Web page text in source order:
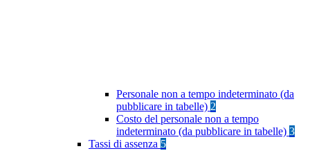
Personale non a tempo indeterminato (da
pubblicare in tabelle) 2
Costo del personale non a tempo
indeterminato (da pubblicare in tabelle) 3
Tassi di assenza 5